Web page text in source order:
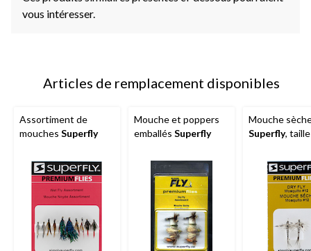
vous intéresser.
Articles de remplacement disponibles
Assortiment de
mouches Superfly
Mouche et poppers
emballés Superfly
Mouche
Superfly,